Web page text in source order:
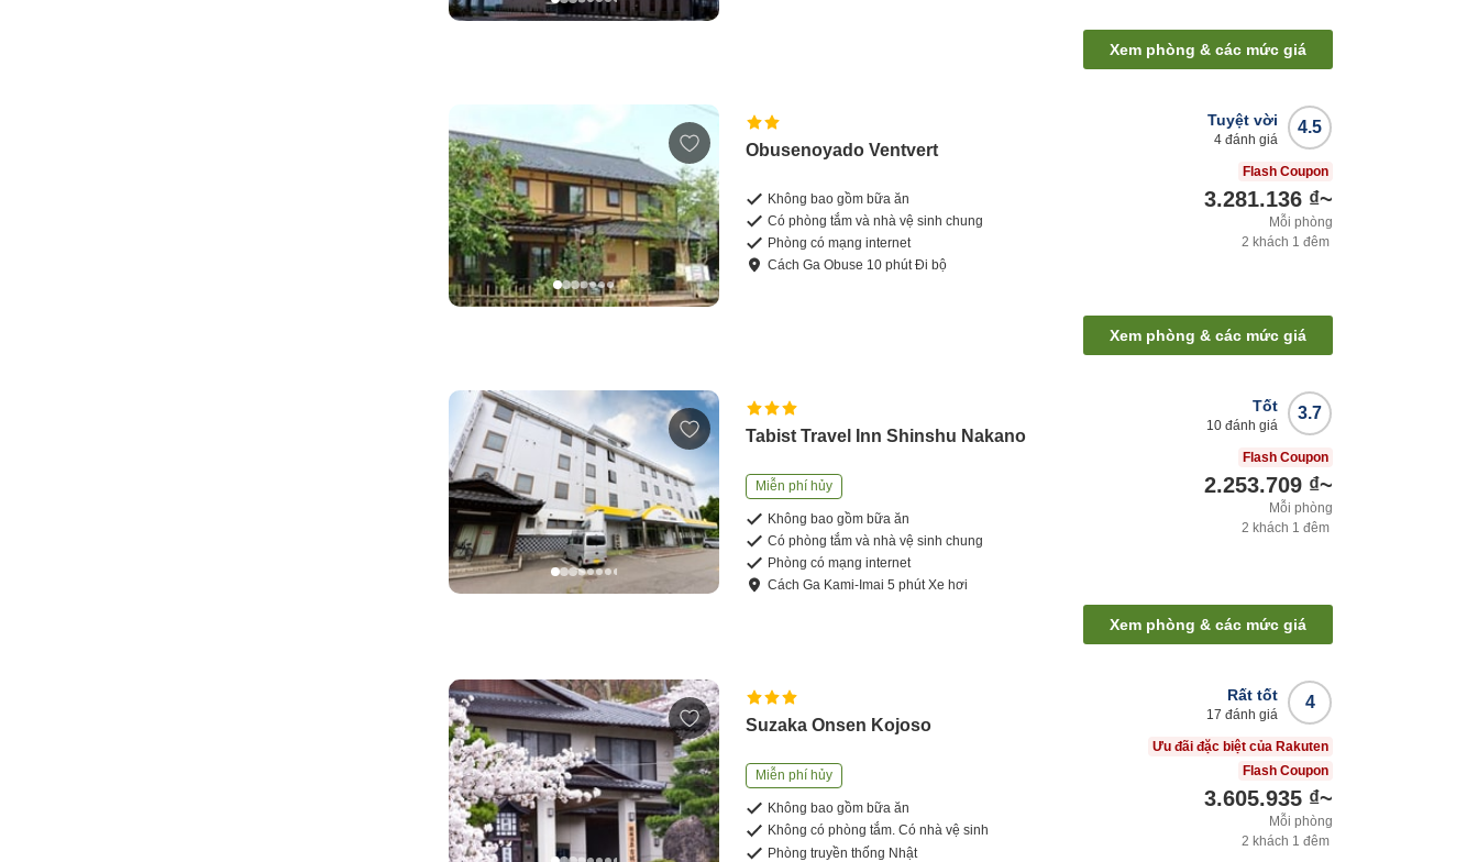
Xem phòng & các mức giá
Obusenoyado Ventvert
Không bao gồm bữa ăn
Có phòng tắm và nhà vệ sinh chung
Phòng có mạng internet
CáchGa Obuse 10 phútĐi bộ
4.5
Tuyệt vời
4 đánh giá
Flash Coupon
3.281.136 ₫~
Mỗi phòng
2 khách 1 đêm
Xem phòng & các mức giá
Tabist Travel Inn Shinshu Nakano
Miễn phí hủy
Không bao gồm bữa ăn
Có phòng tắm và nhà vệ sinh chung
Phòng có mạng internet
CáchGa Kami-Imai5 phútXe hơi
3.7
Tốt
10 đánh giá
Flash Coupon
2.253.709 ₫~
Mỗi phòng
2 khách 1 đêm
Xem phòng & các mức giá
Suzaka Onsen Kojoso
Miễn phí hủy
Không bao gồm bữa ăn
Không có phòng tắm. Có nhà vệ sinh
Phòng truyền thống Nhật
4
Rất tốt
17 đánh giá
Ưu đãi đặc biệt của Rakuten
Flash Coupon
3.605.935 ₫~
Mỗi phòng
2 khách 1 đêm